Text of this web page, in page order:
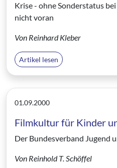
Krise - ohne Sonderstatus
nicht voran
Von Reinhard Kleber
Artikel lesen
01.09.2000
Filmkultur für Kinder
Der Bundesverband Jugend
Von Reinhold T. Schöffel